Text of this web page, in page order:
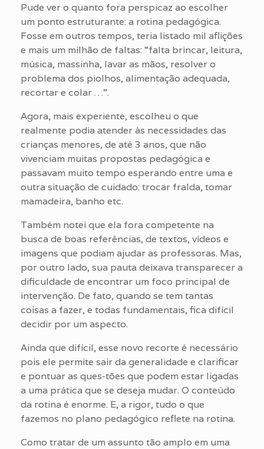
Pude ver o quanto fora perspicaz ao escolher
um ponto estruturante: a rotina pedagógica.
Fosse em outros tempos, teria listado mil aflições
e mais um milhão de faltas: “falta brincar, leitura,
música, massinha, lavar as mãos, resolver o
problema dos piolhos, alimentação adequada,
recortar e colar …”.
Agora, mais experiente, escolheu o que
realmente podia atender às necessidades das
crianças menores, de até 3 anos, que não
vivenciam muitas propostas pedagógica e
passavam muito tempo esperando entre uma e
outra situação de cuidado: trocar fralda, tomar
mamadeira, banho etc.
Também notei que ela fora competente na
busca de boas referências, de textos, vídeos e
imagens que podiam ajudar as professoras. Mas,
por outro lado, sua pauta deixava transparecer a
dificuldade de encontrar um foco principal de
intervenção. De fato, quando se tem tantas
coisas a fazer, e todas fundamentais, fica difícil
decidir por um aspecto.
Ainda que difícil, esse novo recorte é necessário
pois ele permite sair da generalidade e clarificar
e pontuar as ques-tões que podem estar ligadas
a uma prática que se deseja mudar. O conteúdo
da rotina é enorme. E, a rigor, tudo o que
fazemos no plano pedagógico reflete na rotina.
Como tratar de um assunto tão amplo em uma